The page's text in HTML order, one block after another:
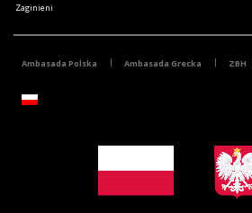
Zaginieni
Ambasada Polska Ambasada Grecka ZBH